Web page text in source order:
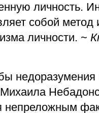
личность.
собой
личности. ~
непреложным